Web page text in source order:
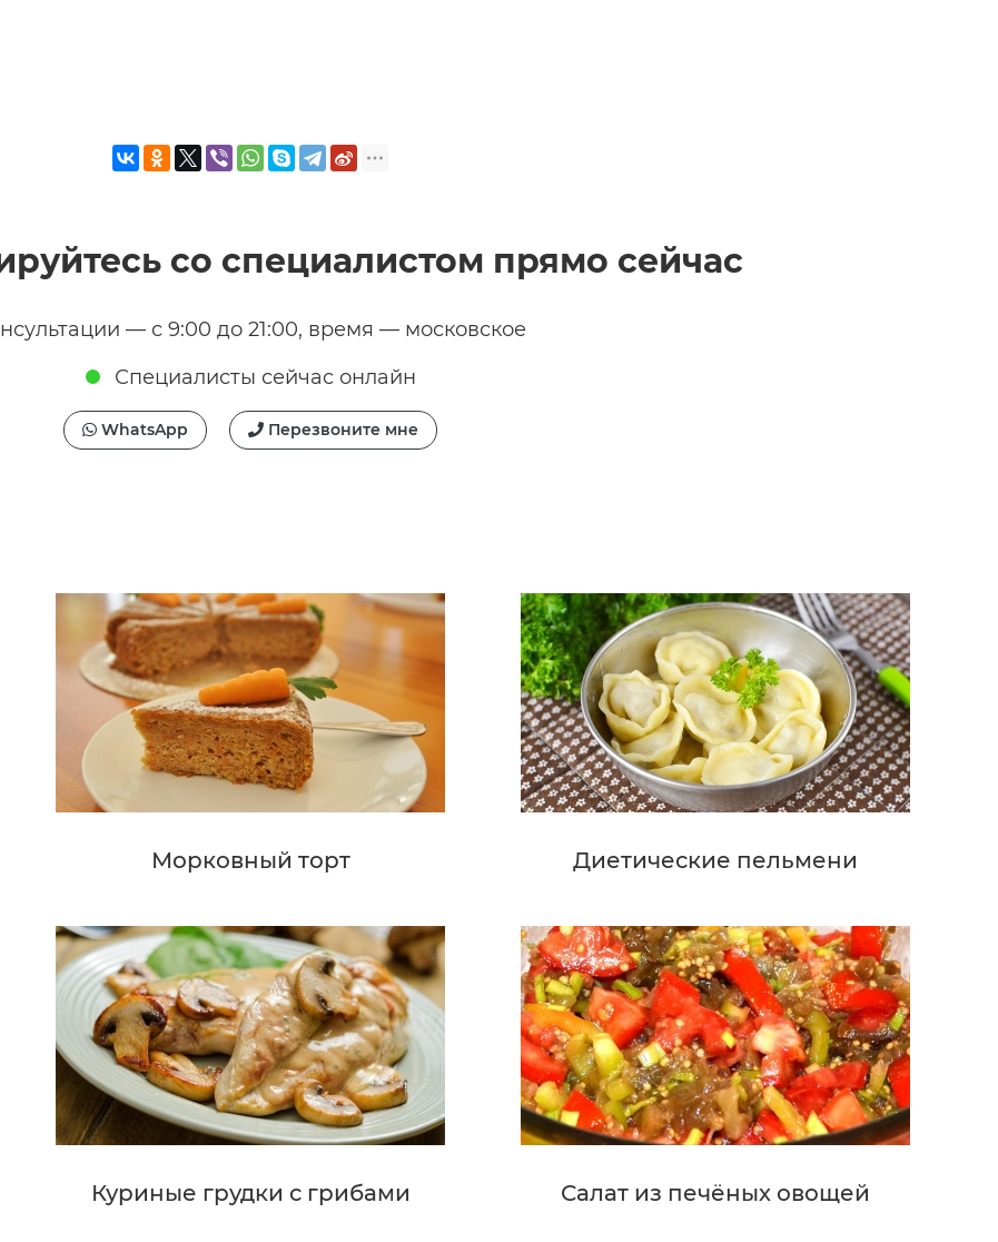
со специалистом прямо сейчас
— с 9:00 до 21:00, время — московское
Специалисты сейчас онлайн
WhatsApp Перезвоните мне
Морковный торт Диетические пельмени
Куриные грудки с грибами Салат из печёных овощей